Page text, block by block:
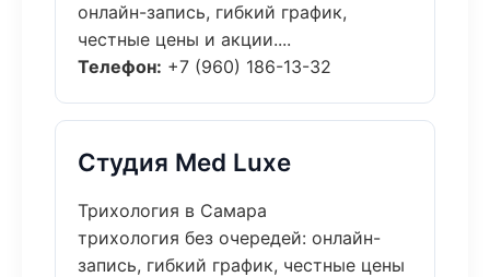
онлайн-запись, гибкий график,
честные цены и акции....
Телефон: +7 (960) 186-13-32
Студия Med Luxe
Трихология в Самара
трихология без очередей: онлайн-
запись, гибкий график, честные цены